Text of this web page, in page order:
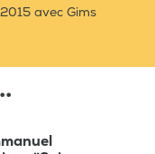
avec Gims